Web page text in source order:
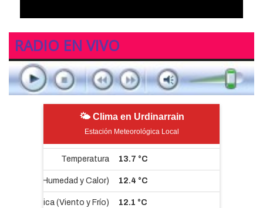
RADIO EN VIVO
🌤 Clima en Urdinarrain
Estación Meteorológica Local